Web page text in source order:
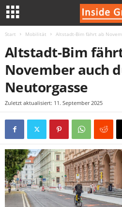
e
Start Mobilität Altstadt-Bim fährt ab
Altstadt-Bim
November auch
Neutorgasse
Zuletzt aktualisiert: 11. September 2025